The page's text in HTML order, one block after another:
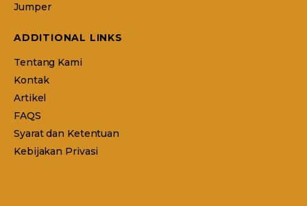
Jumper
ADDITIONAL LINKS
Tentang Kami
Kontak
Artikel
FAQS
Syarat dan Ketentuan
Kebijakan Privasi